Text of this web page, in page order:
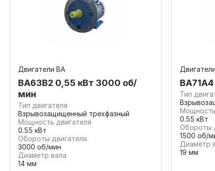
Двигатели ВА
ВА63В2 0,55 кВт 3000 об/
мин
Тип двигателя
Взрывозащищенный трехфазный
Мощность двигателя
0.55 кВт
Обороты двигателя
3000 об/мин
Диаметр вала
14 мм
Тип
0.55 кВт
Обороты
1500 об/
Диаметр
19 мм